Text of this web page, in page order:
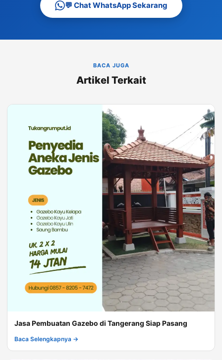
💬 Chat WhatsApp Sekarang
BACA JUGA
Artikel Terkait
Jasa Pembuatan Gazebo di Tangerang Siap Pasang
Baca Selengkapnya →